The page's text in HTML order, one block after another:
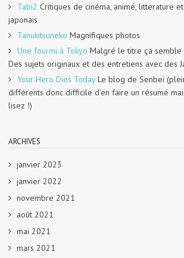
Tabi2 Critiques de cinéma, animé, litterature
japonais
Tanukitsuneko Magnifiques photos
Une fourmi à Tokyo Malgré le titre ça semble
Des sujets originaux et des entretiens avec des
Your Hero Dies TodayLe blog de Senbei
différents donc difficile d’en faire un résumé
lisez !)
ARCHIVES
janvier 2023
janvier 2022
novembre 2021
août 2021
mai 2021
mars 2021